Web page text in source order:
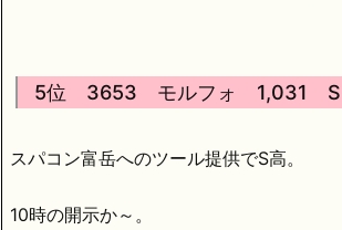
5位 3653 モルフォ 1,031
スパコン富岳へのツール提供でS高。
10時の開示か～。